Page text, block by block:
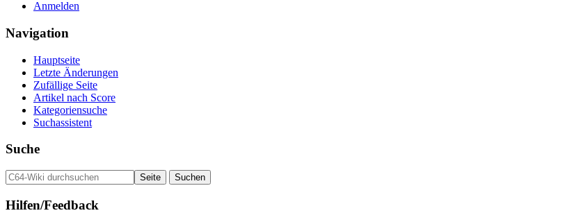
Anmelden
Navigation
Hauptseite
Letzte Änderungen
Zufällige Seite
Artikel nach Score
Kategoriensuche
Suchassistent
Suche
Hilfen/Feedback